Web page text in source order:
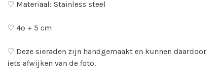
♡ Materiaal: Stainless steel
♡ 4o + 5 cm
♡ Deze sieraden zijn handgemaakt en kunnen daardoor
iets afwijken van de foto.